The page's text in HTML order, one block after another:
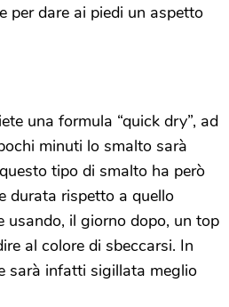
per dare ai piedi un aspetto
una formula “quick dry”, ad
minuti lo smalto sarà
tipo di smalto ha però
durata rispetto a quello
usando, il giorno dopo, un top
al colore di sbeccarsi. In
sarà infatti sigillata meglio